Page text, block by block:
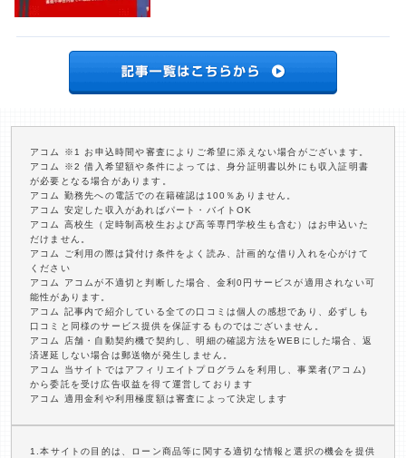
アコム ※1 お申込時間や審査によりご希望に添えない場合がございます。
アコム ※2 借入希望額や条件によっては、身分証明書以外にも収入証明書
が必要となる場合があります。
アコム 勤務先への電話での在籍確認は100％ありません。
アコム 安定した収入があればパート・バイトOK
アコム 高校生（定時制高校生および高等専門学校生も含む）はお申込いた
だけません。
アコム ご利用の際は貸付け条件をよく読み、計画的な借り入れを心がけて
ください
アコム アコムが不適切と判断した場合、金利0円サービスが適用されない可
能性があります。
アコム 記事内で紹介している全ての口コミは個人の感想であり、必ずしも
口コミと同様のサービス提供を保証するものではございません。
アコム 店舗・自動契約機で契約し、明細の確認方法をWEBにした場合、返
済遅延しない場合は郵送物が発生しません。
アコム 当サイトではアフィリエイトプログラムを利用し、事業者(アコム)
から委託を受け広告収益を得て運営しております
アコム 適用金利や利用極度額は審査によって決定します
1.本サイトの目的は、ローン商品等に関する適切な情報と選択の機会を提供